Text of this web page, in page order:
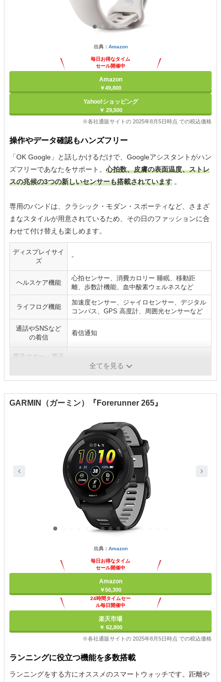
出典： Amazon
毎日お得なタイム
セール開催中
Amazon
￥49,800
Yahoo!ショッピング
￥ 29,500
※各社通販サイトの 2025年8月5日時点 での税込価格
操作やデータ確認もハンズフリー
「OK Google」と話しかけるだけで、Googleアシスタントがハン
ズフリーであなたをサポート。 心拍数、皮膚の表面温度、ストレ
スの兆候の3つの新しいセンサーも搭載されています 。
専用のバンドは、クラシック・モダン・スポーティなど、さまざ
まなスタイルが用意されているため、その日のファッションに合
わせて付け替えも楽しめます。
ディスプレイサイ
ズ
-
ヘルスケア機能
心拍センサー、消費カロリー 睡眠、移動距
離、歩数計機能、血中酸素ウェルネスなど
ライフログ機能
加速度センサー、ジャイロセンサー、デジタル
コンパス、GPS 高度計、周囲光センサーなど
通話やSNSなど
の着信
着信通知
電子マネー・電子
電子マネー、Suicaなどに対応
全てを見る
GARMIN（ガーミン）『Forerunner 265』
出典： Amazon
毎日お得なタイム
セール開催中
Amazon
￥56,300
24時間タイムセー
ル毎日開催中
楽天市場
￥ 62,800
※各社通販サイトの 2025年8月5日時点 での税込価格
ランニングに役立つ機能を多数搭載
ランニングをする方にオススメのスマートウォッチです。距離や